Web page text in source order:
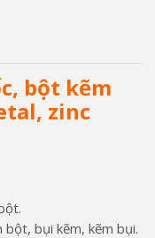
bột kẽm
zinc
bột, bụi kẽm, kẽm bụi.